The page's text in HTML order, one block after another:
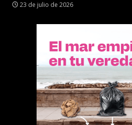
23 de julio de 2026